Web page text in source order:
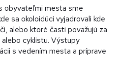
obyvateľmi mesta sme
sa okoloidúci vyjadrovali kde
alebo ktoré časti považujú za
cyklistu. Výstupy
s vedením mesta a príprave